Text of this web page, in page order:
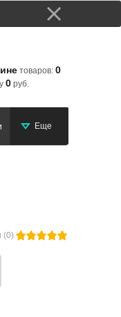
товаров: 0
0 руб.
Еще
(0)